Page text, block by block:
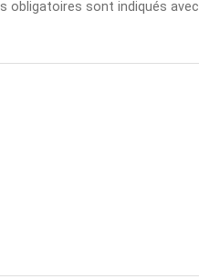
obligatoires sont indiqués avec